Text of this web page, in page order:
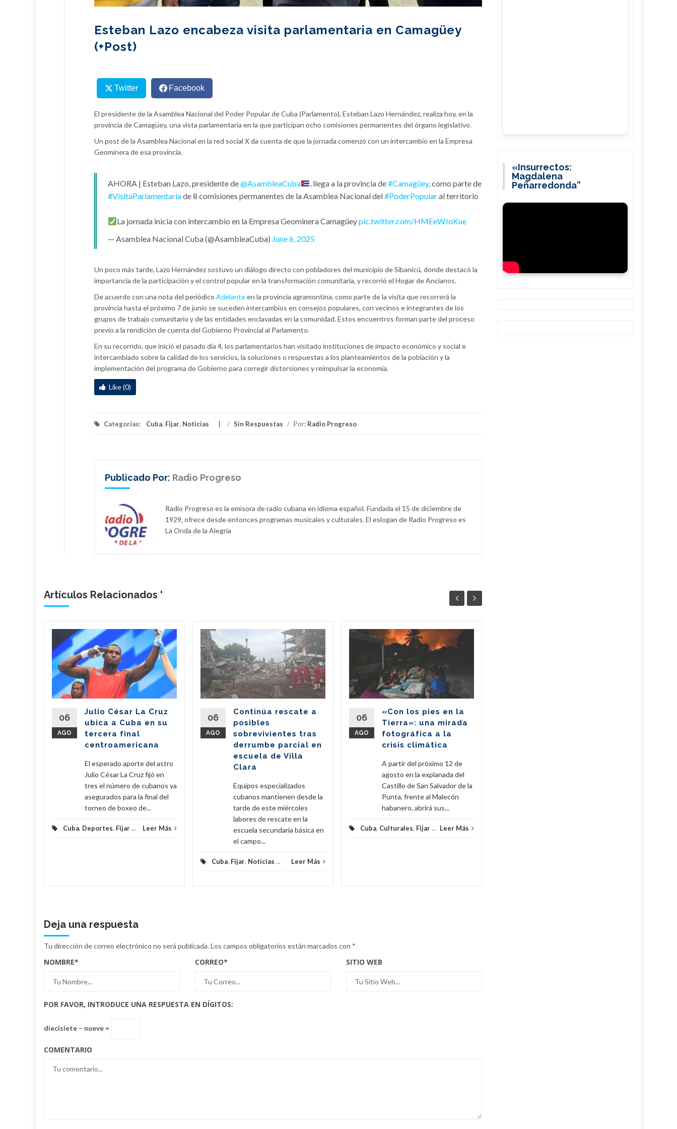
Esteban Lazo encabeza visita parlamentaria en Camagüey
(+Post)
Twitter Facebook
El presidente de la Asamblea Nacional del Poder Popular de Cuba (Parlamento), Esteban Lazo Hernández, realiza hoy, en la
provincia de Camagüey, una vista parlamentaria en la que participan ocho comisiones permanentes del órgano legislativo.
Un post de la Asamblea Nacional en la red social X da cuenta de que la jornada comenzó con un intercambio en la Empresa
Geominera de esa provincia.
AHORA | Esteban Lazo, presidente de@AsambleaCuba , llega a la provincia de#Camagüey, como parte de
#VisitaParlamentariade 8 comisiones permanentes de la Asamblea Nacional del#PoderPopularal territorio
La jornada inicia con intercambio en la Empresa Geominera Camagüeypic.twitter.com/HMEeWJoKue
— Asamblea Nacional Cuba (@AsambleaCuba) June 6, 2025
Un poco más tarde, Lazo Hernández sostuvo un diálogo directo con pobladores del municipio de Sibanicú, donde destacó la
importancia de la participación y el control popular en la transformación comunitaria, y recorrió el Hogar de Ancianos.
De acuerdo con una nota del periódico Adelanteen la provincia agramontina, como parte de la visita que recorrerá la
provincia hasta el próximo 7 de junio se suceden intercambios en consejos populares, con vecinos e integrantes de los
grupos de trabajo comunitario y de las entidades enclavadas en la comunidad. Estos encuentros forman parte del proceso
previo a la rendición de cuenta del Gobierno Provincial al Parlamento.
En su recorrido, que inició el pasado día 4, los parlamentarios han visitado instituciones de impacto económico y social e
intercambiado sobre la calidad de los servicios, la soluciones o respuestas a los planteamientos de la población y la
implementación del programa de Gobierno para corregir distorsiones y reimpulsar la economía.
Like (0)
Categorías: Cuba, Fijar, Noticias / Sin Respuestas / Por: Radio Progreso
Publicado Por: Radio Progreso
Radio Progreso es la emisora de radio cubana en idioma español. Fundada el 15 de diciembre de
1929, ofrece desde entonces programas musicales y culturales. El eslogan de Radio Progreso es
La Onda de la Alegría
Artículos Relacionados '
06
AGO
Julio César La Cruz
ubica a Cuba en su
tercera final
centroamericana
El esperado aporte del astro
Julio César La Cruz fijó en
tres el número de cubanos ya
asegurados para la final del
torneo de boxeo de...
Cuba, Deportes, Fijar... Leer Más
06
AGO
Continúa rescate a
posibles
sobrevivientes tras
derrumbe parcial en
escuela de Villa
Clara
Equipos especializados
cubanos mantienen desde la
tarde de este miércoles
labores de rescate en la
escuela secundaria básica en
el campo...
Cuba, Fijar, Noticias ... Leer Más
06
AGO
«Con los pies en la
Tierra»: una mirada
fotográfica a la
crisis climática
A partir del próximo 12 de
agosto en la explanada del
Castillo de San Salvador de la
Punta, frente al Malecón
habanero, abrirá sus...
Cuba, Culturales, Fijar... Leer Más
Deja una respuesta
Tu dirección de correo electrónico no será publicada.Los campos obligatorios están marcados con *
NOMBRE* CORREO* SITIO WEB
POR FAVOR, INTRODUCE UNA RESPUESTA EN DÍGITOS:
diecisiete − nueve =
COMENTARIO
«Insurrectos:
Magdalena
Peñarredonda”